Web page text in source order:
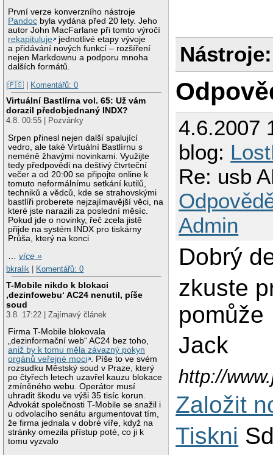
První verze konverzního nástroje
Pandoc byla vydána před 20 lety. Jeho
autor John MacFarlane při tomto výročí
rekapituluje
jednotlivé etapy vývoje
a přidávání nových funkcí – rozšíření
nejen Markdownu a podporu mnoha
dalších formátů.
|🇵🇸 | Komentářů: 0
Virtuální Bastlírna vol. 65: Už vám
dorazil předobjednaný INDX?
4.8. 00:55 | Pozvánky
Srpen přinesl nejen další spalující
vedro, ale také Virtuální Bastlírnu s
neméně žhavými novinkami. Využijte
tedy předpovědi na deštivý čtvrteční
večer a od 20:00 se připojte online k
tomuto neformálnímu setkání kutilů,
techniků a vědců, kde se strahovskými
bastlíři proberete nejzajímavější věci, na
které jste narazili za poslední měsíc.
Pokud jde o novinky, řeč zcela jistě
přijde na systém INDX pro tiskárny
Průša, který na konci
…více »
bkralik
Komentářů: 0
T-Mobile nikdo k blokaci
‚dezinfowebu‘ AC24 nenutil, píše
soud
3.8. 17:22 | Zajímavý článek
Firma T-Mobile blokovala
„dezinformační web“ AC24 bez toho,
aniž by k tomu měla závazný pokyn
orgánů veřejné moci . Píše to ve svém
rozsudku Městský soud v Praze, který
po čtyřech letech uzavřel kauzu blokace
zmíněného webu. Operátor musí
uhradit škodu ve výši 35 tisíc korun.
Advokát společnosti T-Mobile se snažil i
u odvolacího senátu argumentovat tím,
že firma jednala v dobré víře, když na
stránky omezila přístup poté, co ji k
tomu vyzvalo
Nástroje:
4.6.2007
blog:
Re: usb
Admin
Dobrý
zkuste
pomůže
Jack
http://
Založit
Tiskni